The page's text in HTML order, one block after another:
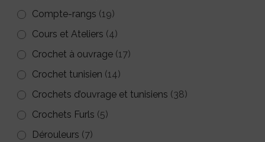
Compte-rangs (19)
Cours et Ateliers (4)
Crochet à ouvrage (17)
Crochet tunisien (14)
Crochets d’ouvrage et tunisiens (38)
Crochets Furls (5)
Dérouleurs (7)